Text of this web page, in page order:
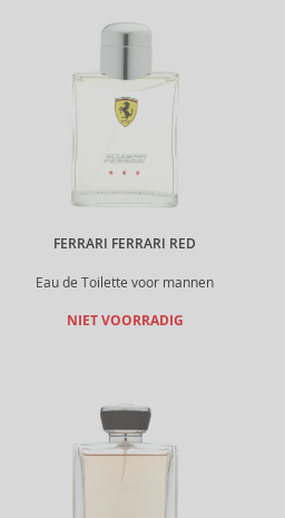
FERRARI FERRARI RED
Eau de Toilette voor mannen
NIET VOORRADIG